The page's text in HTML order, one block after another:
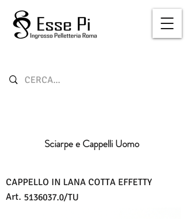
Sciarpe e Cappelli Uomo
CAPPELLO IN LANA COTTA EFFETTY
Art. 5136037.0/TU